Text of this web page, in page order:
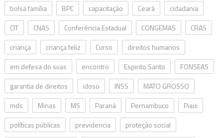
bolsa família
BPC capacitação Ceará
cidadania
CIT
CNAS Conferência Estadual CONGEMAS
CRAS
criança
criança feliz Curso
direitos humanos
em defesa do suas
encontro Espirito Santo
FONSEAS
garantia de direitos
idoso INSS
MATO GROSSO
mds
Minas MS Paraná Pernambuco
Piaui
políticas públicas
previdencia
proteção social